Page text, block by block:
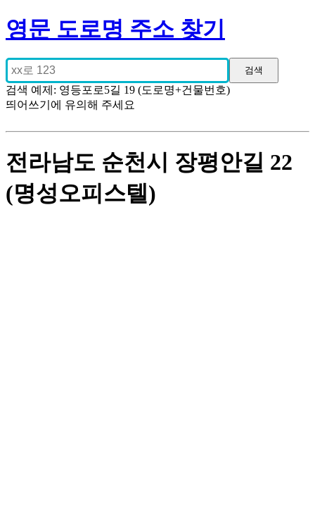
영문 도로명 주소 찾기
검색 예제: 영등포로5길 19 (도로명+건물번호)
띄어쓰기에 유의해 주세요
전라남도 순천시 장평안길 22
(명성오피스텔)